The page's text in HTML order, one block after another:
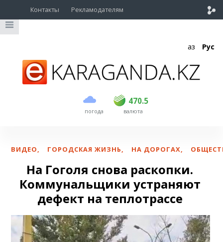
Контакты Рекламодателям
Қаз Рус
погода
470.5
USD 468.5 470.5
EUR валюта
ВИДЕО, ГОРОДСКАЯ ЖИЗНЬ, НА ДОРОГАХ,
На Гоголя снова раскопки.
Коммунальщики устраняют
дефект на теплотрассе